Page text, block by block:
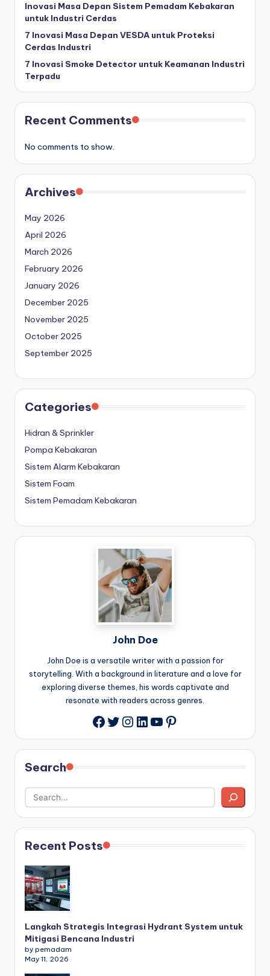
Inovasi Masa Depan Sistem Pemadam Kebakaran
untuk Industri Cerdas
7 Inovasi Masa Depan VESDA untuk Proteksi
Cerdas Industri
7 Inovasi Smoke Detector untuk Keamanan Industri
Terpadu
Recent Comments
No comments to show.
Archives
May 2026
April 2026
March 2026
February 2026
January 2026
December 2025
November 2025
October 2025
September 2025
Categories
Hidran & Sprinkler
Pompa Kebakaran
Sistem Alarm Kebakaran
Sistem Foam
Sistem Pemadam Kebakaran
John Doe
John Doe is a versatile writer with a passion for
storytelling. With a background in literature and a love for
exploring diverse themes, his words captivate and
resonate with readers across genres.
Facebook
Twitter
Instagram
LinkedIn
YouTube
Pinterest
Search
Recent Posts
Langkah Strategis Integrasi Hydrant System untuk
Mitigasi Bencana Industri
by pemadam
May 11, 2026